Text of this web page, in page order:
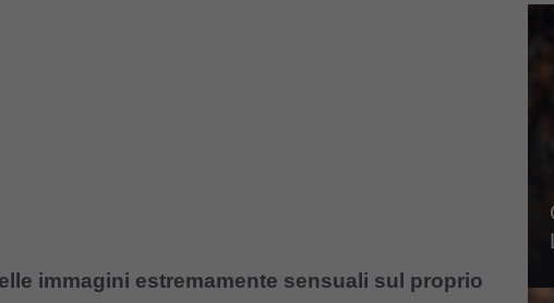
immagini estremamente sensuali sul proprio